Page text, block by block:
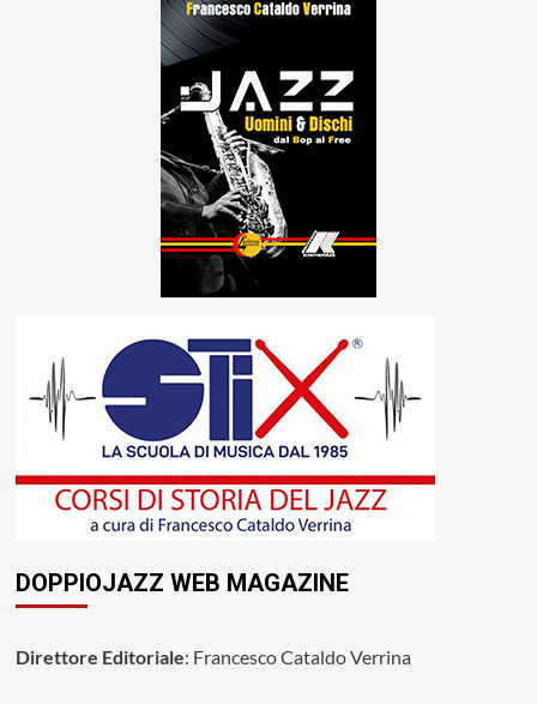
DOPPIOJAZZ WEB MAGAZINE
Direttore Editoriale: Francesco Cataldo Verrina